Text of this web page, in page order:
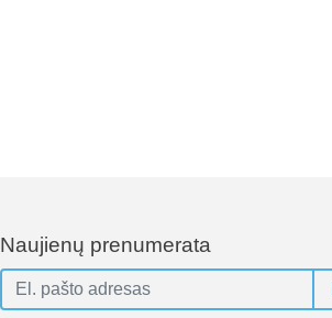
Naujienų prenumerata